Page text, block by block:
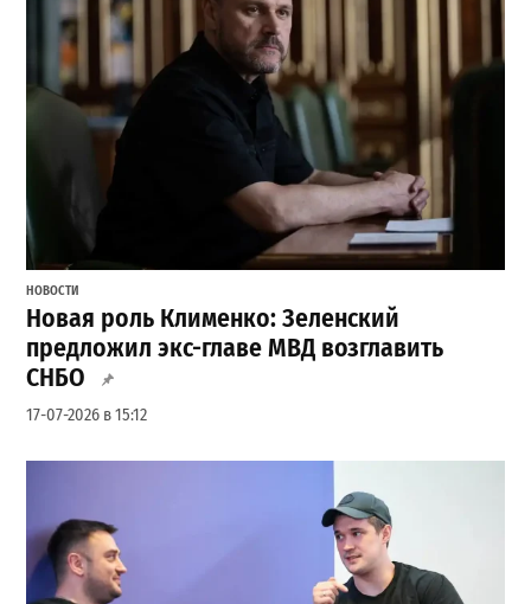
НОВОСТИ
Новая роль Клименко: Зеленский
предложил экс-главе МВД возглавить
СНБО
17-07-2026 в 15:12